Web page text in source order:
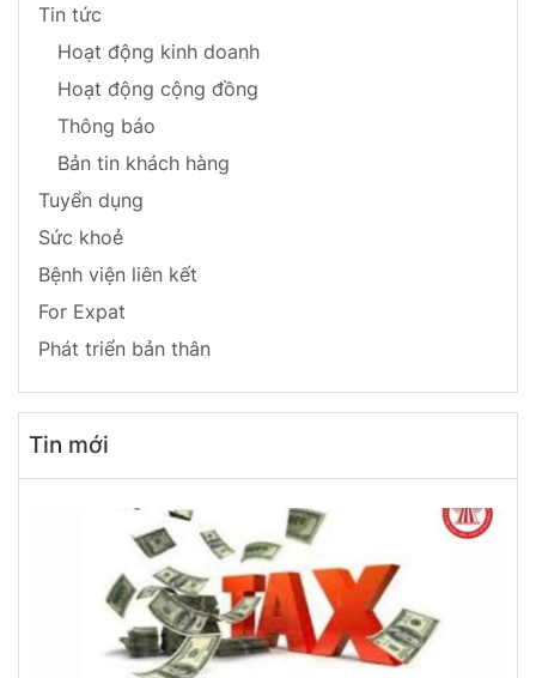
Tin tức
Hoạt động kinh doanh
Hoạt động cộng đồng
Thông báo
Bản tin khách hàng
Tuyển dụng
Sức khoẻ
Bệnh viện liên kết
For Expat
Phát triển bản thân
Tin mới